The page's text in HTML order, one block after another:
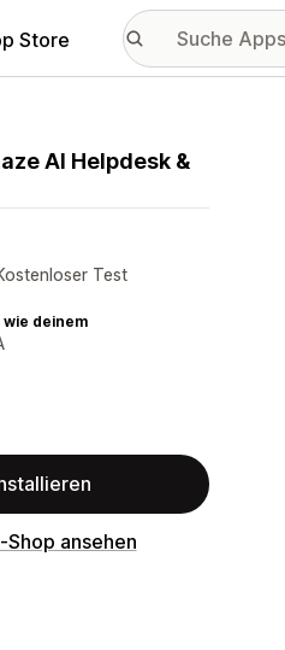
Store
AI Helpdesk &
Test
wie deinem
Shop ansehen